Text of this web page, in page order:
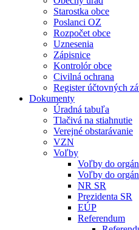
Starostka obce
Poslanci OZ
Rozpočet obce
Uznesenia
Zápisnice
Kontrolór obce
Civilná ochrana
Register účtovných
Dokumenty
Úradná tabuľa
Tlačivá na stiahnutie
Verejné obstarávanie
VZN
Voľby
Voľby do
Voľby do
NR SR
Prezidenta SR
EÚP
Referendum